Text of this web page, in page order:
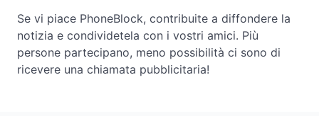
Se vi piace PhoneBlock, contribuite a diffondere la
notizia e condividetela con i vostri amici. Più
persone partecipano, meno possibilità ci sono di
ricevere una chiamata pubblicitaria!